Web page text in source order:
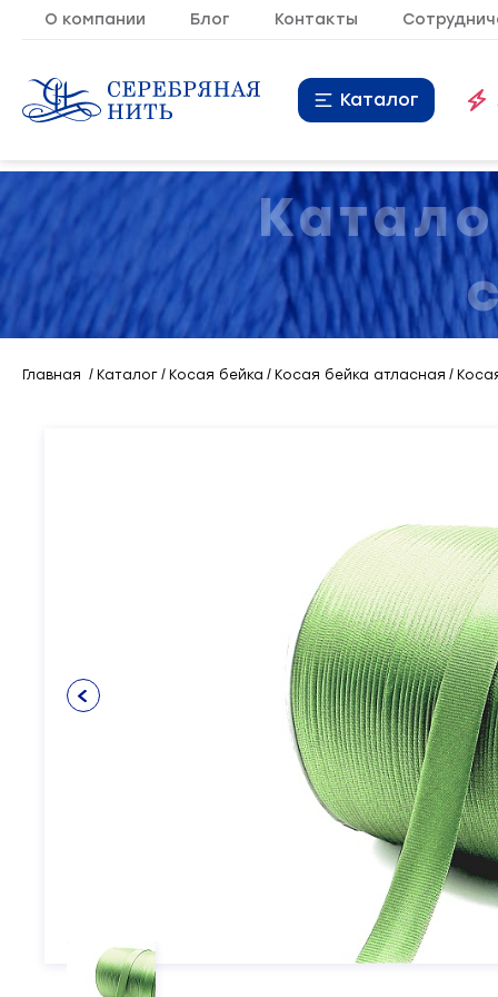
О компании Блог Контакты
Каталог
Молния 9
Резинка 10
Кант
Лента 20
5
Клеевые и прокладочные
5
Косая бейка 3
6
4
4
0
8
Утеплители и наполнители
Главная Каталог Косая бейка Косая бейка атласная